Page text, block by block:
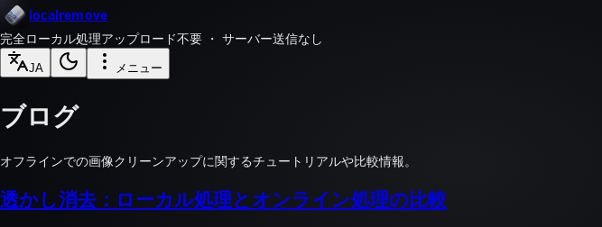
localremove
完全ローカル処理アップロード不要 ・ サーバー送信なし
JA メニュー
ブログ
オフラインでの画像クリーンアップに関するチュートリアルや比較情報。
透かし消去：ローカル処理とオンライン処理の比較